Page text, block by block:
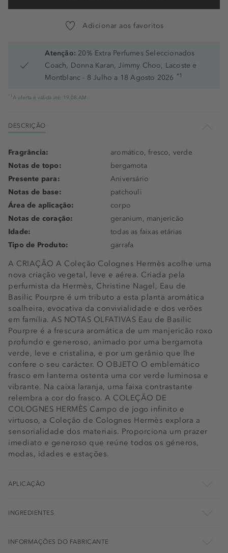
Adicionar aos favoritos
Atenção: 20% Extra Perfumes Seleccionados
Coach, Donna Karan, Jimmy Choo, Lacoste e
Montblanc - 8 Julho a 18 Agosto 2026 *1
*1 A oferta é válida até: 19.08.AM
DESCRIÇÃO
A CRIAÇÃO A Coleção Colognes Hermès acolhe uma
nova criação vegetal, leve e aérea. Criada pela
perfumista da Hermès, Christine Nagel, Eau de
Basilic Pourpre é um tributo a esta planta aromática
soalheira, evocativa da convivialidade e dos verões
em família. AS NOTAS OLFATIVAS Eau de Basilic
Pourpre é a frescura aromática de um manjericão roxo
profundo e generoso, animado por uma bergamota
verde, leve e cristalina, e por um gerânio que lhe
confere o seu carácter. O OBJETO O emblemático
frasco em lanterna ostenta uma cor verde luminosa e
vibrante. Na caixa laranja, uma faixa contrastante
relembra a cor do frasco. A COLEÇÃO DE
COLOGNES HERMÈS Campo de jogo infinito e
virtuoso, a Coleção de Colognes Hermès explora a
sensorialidade dos materiais. Proporciona um prazer
imediato e generoso que reúne todos os géneros,
modas, idades e estações.
Fragrância:
aromático, fresco, verde
Notas de topo:
bergamota
Presente para:
Aniversário
Notas de base:
patchouli
Área de aplicação:
corpo
Notas de coração:
geranium, manjericão
Idade:
todas as faixas etárias
Tipo de Produto:
garrafa
APLICAÇÃO
INGREDIENTES
INFORMAÇÕES DO FABRICANTE